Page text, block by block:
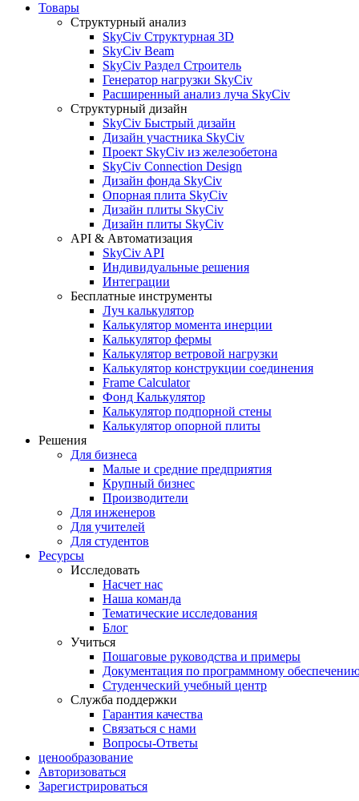
Товары
Структурный анализ
SkyCiv Структурная 3D
SkyCiv Beam
SkyCiv Раздел Строитель
Генератор нагрузки SkyCiv
Расширенный анализ луча SkyCiv
Структурный дизайн
SkyCiv Быстрый дизайн
Дизайн участника SkyCiv
Проект SkyCiv из железобетона
SkyCiv Connection Design
Дизайн фонда SkyCiv
Опорная плита SkyCiv
Дизайн плиты SkyCiv
Дизайн плиты SkyCiv
API & Автоматизация
SkyCiv API
Индивидуальные решения
Интеграции
Бесплатные инструменты
Луч калькулятор
Калькулятор момента инерции
Калькулятор фермы
Калькулятор ветровой нагрузки
Калькулятор конструкции соединения
Frame Calculator
Фонд Калькулятор
Калькулятор подпорной стены
Калькулятор опорной плиты
Решения
Для бизнеса
Малые и средние предприятия
Крупный бизнес
Производители
Для инженеров
Для учителей
Для студентов
Ресурсы
Исследовать
Насчет нас
Наша команда
Тематические исследования
Блог
Учиться
Пошаговые руководства и примеры
Документация по программному
Студенческий учебный центр
Служба поддержки
Гарантия качества
Связаться с нами
Вопросы-Ответы
ценообразование
Авторизоваться
Зарегистрироваться